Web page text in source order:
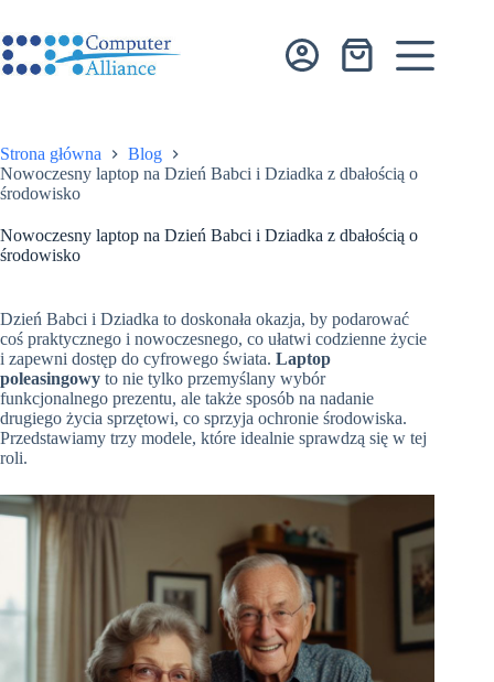
treści
Koszyk
Strona główna
Blog
Nowoczesny laptop na Dzień Babci i Dziadka z dbałością o
środowisko
Nowoczesny laptop na Dzień Babci i Dziadka z dbałością o
środowisko
Dzień Babci i Dziadka to doskonała okazja, by podarować
coś praktycznego i nowoczesnego, co ułatwi codzienne życie
i zapewni dostęp do cyfrowego świata. Laptop
poleasingowy to nie tylko przemyślany wybór
funkcjonalnego prezentu, ale także sposób na nadanie
drugiego życia sprzętowi, co sprzyja ochronie środowiska.
Przedstawiamy trzy modele, które idealnie sprawdzą się w tej
roli.